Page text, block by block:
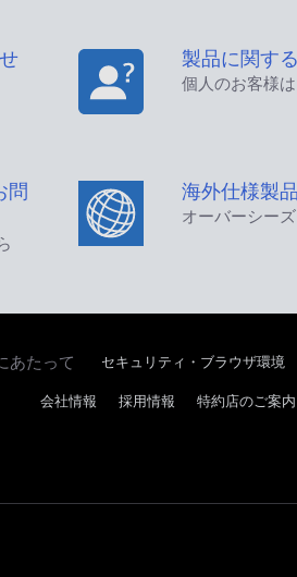
製品に関す
個人のお客様
問
海外仕様製品
オーバーシー
あたって セキュリティ・ブラウザ環境
会社情報 採用情報 特約店のご案内